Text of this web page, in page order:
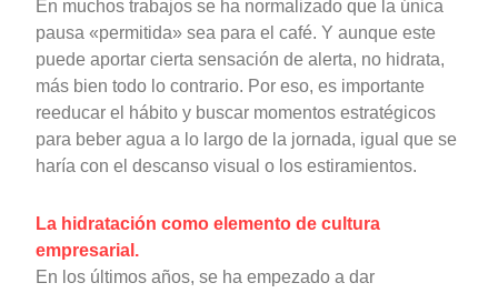
En muchos trabajos se ha normalizado que la única
pausa «permitida» sea para el café. Y aunque este
puede aportar cierta sensación de alerta, no hidrata,
más bien todo lo contrario. Por eso, es importante
reeducar el hábito y buscar momentos estratégicos
para beber agua a lo largo de la jornada, igual que se
haría con el descanso visual o los estiramientos.
La hidratación como elemento de cultura
empresarial.
En los últimos años, se ha empezado a dar